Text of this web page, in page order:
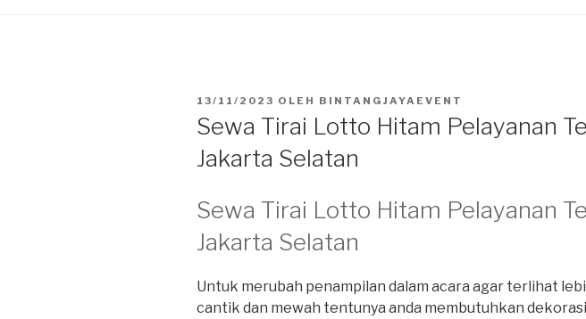
DIPOSKAN
PADA
13/11/2023 OLEH BINTANGJAYAEVENT
Sewa Tirai Lotto Hitam Pelayanan
Jakarta Selatan
Sewa Tirai Lotto Hitam Pelayanan
Jakarta Selatan
Untuk merubah penampilan dalam acara agar terlihat
cantik dan mewah tentunya anda membutuhkan